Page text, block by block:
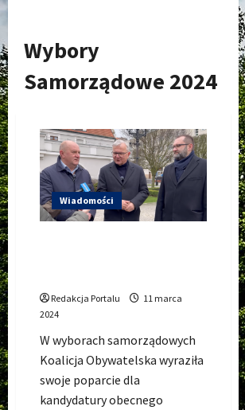
Wybory
Samorządowe 2024
Wiadomości
Redakcja Portalu
11 marca
2024
W wyborach samorządowych
Koalicja Obywatelska wyraziła
swoje poparcie dla
kandydatury obecnego